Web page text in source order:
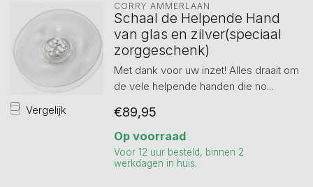
Vergelijk
CORRY AMMERLAAN
Schaal de Helpende Hand
van glas en zilver(speciaal
zorggeschenk)
Met dank voor uw inzet! Alles draait om
de vele helpende handen die no...
€89,95
Op voorraad
Voor 12 uur besteld, binnen 2
werkdagen in huis.